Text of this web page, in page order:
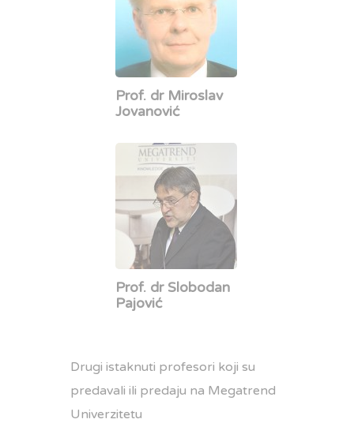
Prof. dr Miroslav
Jovanović
Prof. dr Slobodan
Pajović
Drugi istaknuti profesori koji su
predavali ili predaju na Megatrend
Univerzitetu